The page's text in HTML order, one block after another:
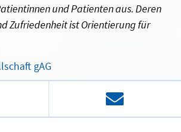
und Patienten aus. Deren
Zufriedenheit ist Orientierung für
gAG